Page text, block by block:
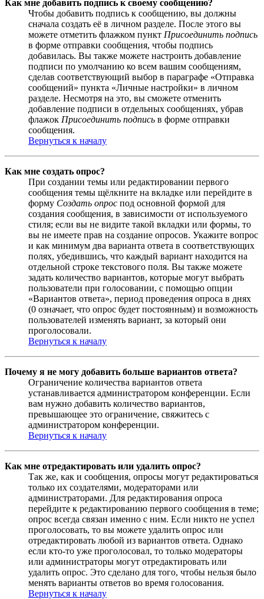
Как мне добавить подпись к своему сообщению?
Чтобы добавить подпись к сообщению, вы должны
сначала создать её в личном разделе. После этого вы
можете отметить флажком пункт Присоединить подпись
в форме отправки сообщения, чтобы подпись
добавилась. Вы также можете настроить добавление
подписи по умолчанию ко всем вашим сообщениям,
сделав соответствующий выбор в параграфе «Отправка
сообщений» пункта «Личные настройки» в личном
разделе. Несмотря на это, вы сможете отменить
добавление подписи в отдельных сообщениях, убрав
флажок Присоединить подпись в форме отправки
сообщения.
Вернуться к началу
Как мне создать опрос?
При создании темы или редактировании первого
сообщения темы щёлкните на вкладке или перейдите в
форму Создать опрос под основной формой для
создания сообщения, в зависимости от используемого
стиля; если вы не видите такой вкладки или формы, то
вы не имеете прав на создание опросов. Укажите вопрос
и как минимум два варианта ответа в соответствующих
полях, убедившись, что каждый вариант находится на
отдельной строке текстового поля. Вы также можете
задать количество вариантов, которые могут выбрать
пользователи при голосовании, с помощью опции
«Вариантов ответа», период проведения опроса в днях
(0 означает, что опрос будет постоянным) и возможность
пользователей изменять вариант, за который они
проголосовали.
Вернуться к началу
Почему я не могу добавить больше вариантов ответа?
Ограничение количества вариантов ответа
устанавливается администратором конференции. Если
вам нужно добавить количество вариантов,
превышающее это ограничение, свяжитесь с
администратором конференции.
Вернуться к началу
Как мне отредактировать или удалить опрос?
Так же, как и сообщения, опросы могут редактироваться
только их создателями, модераторами или
администраторами. Для редактирования опроса
перейдите к редактированию первого сообщения в теме;
опрос всегда связан именно с ним. Если никто не успел
проголосовать, то вы можете удалить опрос или
отредактировать любой из вариантов ответа. Однако
если кто-то уже проголосовал, то только модераторы
или администраторы могут отредактировать или
удалить опрос. Это сделано для того, чтобы нельзя было
менять варианты ответов во время голосования.
Вернуться к началу